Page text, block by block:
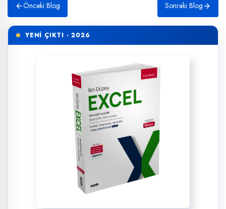
Önceki Blog Sonraki Blog
YENİ ÇIKTI · 2026